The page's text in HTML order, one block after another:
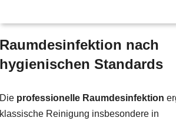
Raumdesinfektion nach
hygienischen Standards
Die professionelle Raumdesinfektion
klassische Reinigung insbesondere in